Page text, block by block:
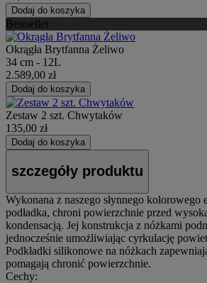
Dodaj do koszyka
Bestseller
Okrągła Brytfanna Żeliwo
34 cm - 12L
2.589,00 zł
Dodaj do koszyka
Zestaw 2 szt. Chwytaków
135,00 zł
Dodaj do koszyka
szczegóły produktu
Wykonana z naszego słynnego kolorowego
podładka, chroni powierzchnie przed
kondensacją. Jej konstrukcja z nóżkami
jednocześnie umożliwiając cyrkulację
Podkładki silikonowe na nóżkach
pomagają chronić powierzchnie.
Cechy: